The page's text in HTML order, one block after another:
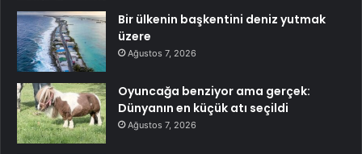
Bir ülkenin başkentini deniz yutmak
üzere
Ağustos 7, 2026
Oyuncağa benziyor ama gerçek:
Dünyanın en küçük atı seçildi
Ağustos 7, 2026